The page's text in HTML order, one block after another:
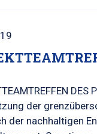
DES
der
der nachhaltigen